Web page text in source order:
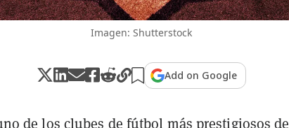
Imagen: Shutterstock
Add on Google
de los clubes de fútbol más prestigiosos de